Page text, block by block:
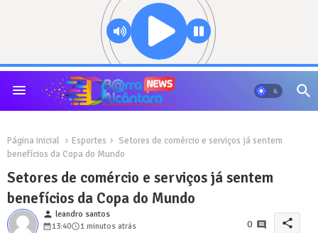
Página inicial Esportes
Setores de comércio e serviços já sentem
benefícios da Copa do Mundo
Setores de comércio e serviços já sentem
benefícios da Copa do Mundo
person leandro santos
13:40
1 minutos atrás 0 share